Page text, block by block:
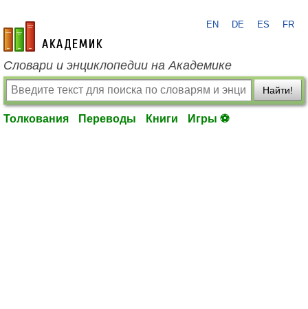
academic.ru
EN DE ES FR
Словари и энциклопедии на Академике
Найти!
Толкования Переводы Книги Игры ⚽